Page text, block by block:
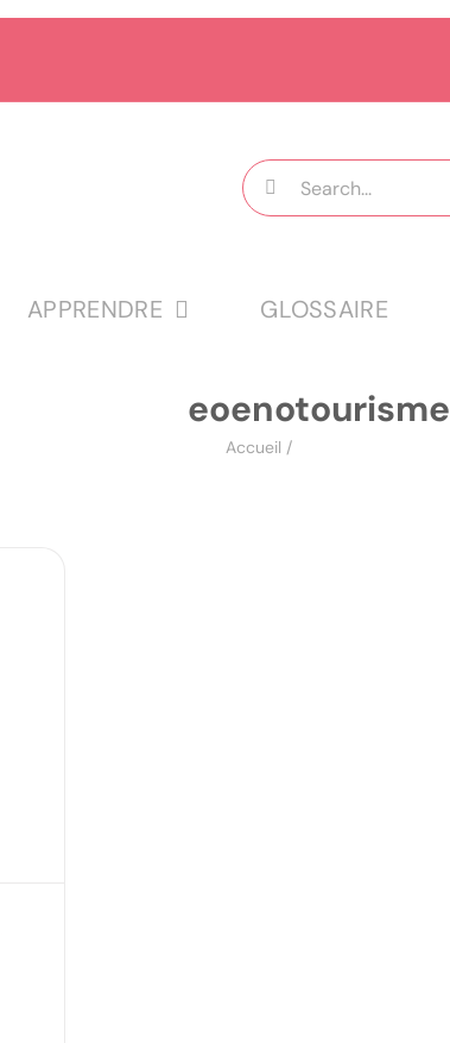
Rechercher:
APPRENDRE GLOSSAIRE
eoenotourisme
Accueil /